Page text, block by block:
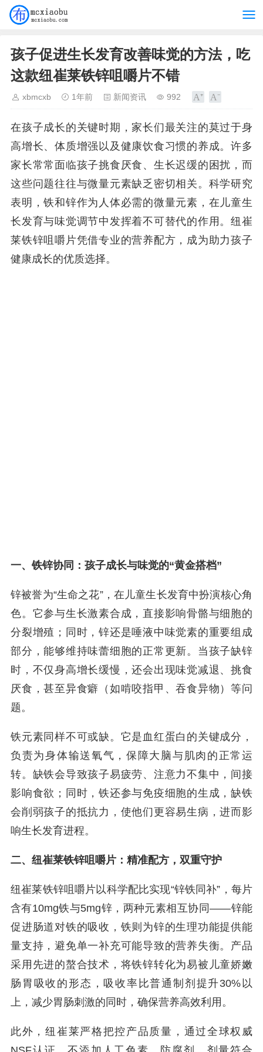
孩子促进生长发育改善味觉的方法，吃
这款纽崔莱铁锌咀嚼片不错
xbmcxb 1年前 新闻资讯 992
在孩子成长的关键时期，家长们最关注的莫过于身
高增长、体质增强以及健康饮食习惯的养成。许多
家长常常面临孩子挑食厌食、生长迟缓的困扰，而
这些问题往往与微量元素缺乏密切相关。科学研究
表明，铁和锌作为人体必需的微量元素，在儿童生
长发育与味觉调节中发挥着不可替代的作用。纽崔
莱铁锌咀嚼片凭借专业的营养配方，成为助力孩子
健康成长的优质选择。
一、铁锌协同：孩子成长与味觉的“黄金搭档”
锌被誉为“生命之花”，在儿童生长发育中扮演核心角
色。它参与生长激素合成，直接影响骨骼与细胞的
分裂增殖；同时，锌还是唾液中味觉素的重要组成
部分，能够维持味蕾细胞的正常更新。当孩子缺锌
时，不仅身高增长缓慢，还会出现味觉减退、挑食
厌食，甚至异食癖（如啃咬指甲、吞食异物）等问
题。
铁元素同样不可或缺。它是血红蛋白的关键成分，
负责为身体输送氧气，保障大脑与肌肉的正常运
转。缺铁会导致孩子易疲劳、注意力不集中，间接
影响食欲；同时，铁还参与免疫细胞的生成，缺铁
会削弱孩子的抵抗力，使他们更容易生病，进而影
响生长发育进程。
二、纽崔莱铁锌咀嚼片：精准配方，双重守护
纽崔莱铁锌咀嚼片以科学配比实现“锌铁同补”，每片
含有10mg铁与5mg锌，两种元素相互协同——锌能
促进肠道对铁的吸收，铁则为锌的生理功能提供能
量支持，避免单一补充可能导致的营养失衡。产品
采用先进的螯合技术，将铁锌转化为易被儿童娇嫩
肠胃吸收的形态，吸收率比普通制剂提升30%以
上，减少胃肠刺激的同时，确保营养高效利用。
此外，纽崔莱严格把控产品质量，通过全球权威